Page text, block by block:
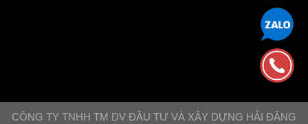
CÔNG TY TNHH TM DV ĐẦU TƯ VÀ XÂY DỰNG HẢI ĐĂNG